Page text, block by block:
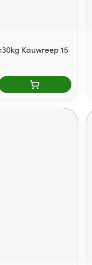
Kauwreep 15